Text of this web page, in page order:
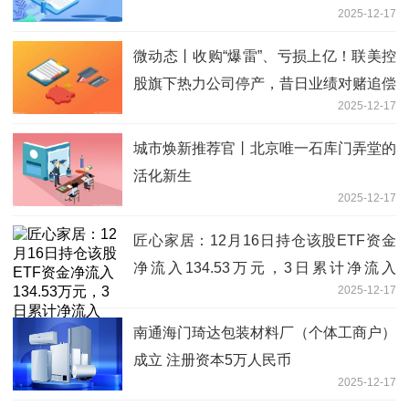
2025-12-17
微动态丨收购“爆雷”、亏损上亿！联美控
股旗下热力公司停产，昔日业绩对赌追偿
2025-12-17
城市焕新推荐官丨北京唯一石库门弄堂的
活化新生
2025-12-17
匠心家居：12月16日持仓该股ETF资金
净流入134.53万元，3日累计净流入
2025-12-17
南通海门琦达包装材料厂（个体工商户）
成立 注册资本5万人民币
2025-12-17